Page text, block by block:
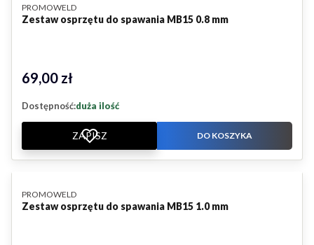
Zestaw osprzętu do spawania MB15 0.8 mm
PRODUCENT
PROMOWELD
Cena
69,00 zł
Dostępność:duża ilość
ZAPISZ DO KOSZYKA
Zestaw osprzętu do spawania MB15 1.0 mm
PRODUCENT
PROMOWELD